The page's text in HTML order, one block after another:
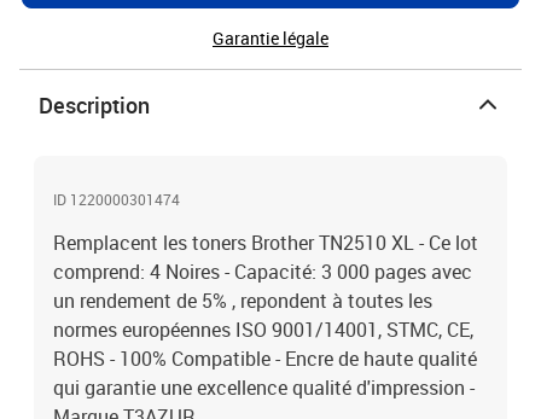
Garantie légale
Description
ID 1220000301474
Remplacent les toners Brother TN2510 XL - Ce lot
comprend: 4 Noires - Capacité: 3 000 pages avec
un rendement de 5% , repondent à toutes les
normes européennes ISO 9001/14001, STMC, CE,
ROHS - 100% Compatible - Encre de haute qualité
qui garantie une excellence qualité d'impression -